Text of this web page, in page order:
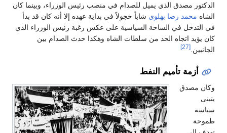
الدكتور مصدق الذي يميل للصدام في منصب رئيس الوزراء، وبينما كان
الشاه محمد رضا بهلوي شاباً خجولاً في بداية عهده إلا أنه كان قد بدأ
في التدخل في الساحة السياسية على عكس رغبة رئيس الوزراء الذي
كان يؤيد اتجاه الحد من سلطات الشاه وهكذا حدث الصدام بين
الجانبين. [27]
أزمة تأميم النفط
وكان مصدق
يتبنى
سياسة
طموحة